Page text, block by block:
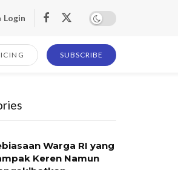
Login
SUBSCRIBE
Warga RI yang
Keren Namun